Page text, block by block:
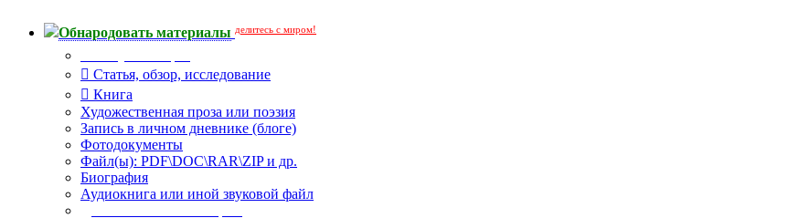
Обнародовать материалы делитесь с миром!
Статья, обзор, исследование
Книга
Художественная проза или поэзия
Запись в личном дневнике (блоге)
Фотодокументы
Файл(ы): PDF\DOC\RAR\ZIP и др.
Биография
Аудиокнига или иной звуковой файл